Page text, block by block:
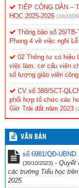
TIẾP CÔNG DÂN –
HỌC 2025-2026 (10/10/
Thông báo số 26/
Phong 4 về việc nghỉ
02 Thông tư có hiệu
việc làm, cơ cấu viên
số lượng giáo viên
CV số 388/SCT-
phối hợp tổ chức các
Giờ Trái đất năm 2023
Chính phủ Võ Văn Kiệt”
CV 1736/UBND-NC
23/9/2022 VỀ VIỆC
PHẠM SỬ DỤNG
CV số 2870/SGDĐT-
VĂN BẢN
số 6981/QĐ-UBND
(30/10/2023) - Quyết
các trường Tiểu học
2025